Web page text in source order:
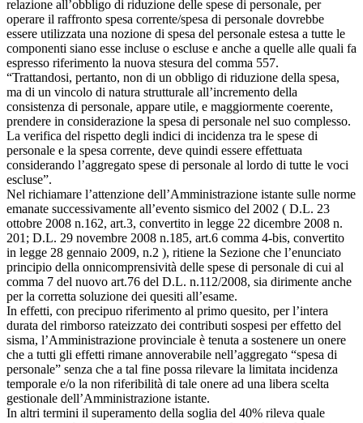
relazione all’obbligo di riduzione delle spese di personale, per
operare il raffronto spesa corrente/spesa di personale dovrebbe
essere utilizzata una nozione di spesa del personale estesa a tutte le
componenti siano esse incluse o escluse e anche a quelle alle quali fa
espresso riferimento la nuova stesura del comma 557.
“Trattandosi, pertanto, non di un obbligo di riduzione della spesa,
ma di un vincolo di natura strutturale all’incremento della
consistenza di personale, appare utile, e maggiormente coerente,
prendere in considerazione la spesa di personale nel suo complesso.
La verifica del rispetto degli indici di incidenza tra le spese di
personale e la spesa corrente, deve quindi essere effettuata
considerando l’aggregato spese di personale al lordo di tutte le voci
escluse”.
Nel richiamare l’attenzione dell’Amministrazione istante sulle norme
emanate successivamente all’evento sismico del 2002 ( D.L. 23
ottobre 2008 n.162, art.3, convertito in legge 22 dicembre 2008 n.
201; D.L. 29 novembre 2008 n.185, art.6 comma 4-bis, convertito
in legge 28 gennaio 2009, n.2 ), ritiene la Sezione che l’enunciato
principio della onnicomprensività delle spese di personale di cui al
comma 7 del nuovo art.76 del D.L. n.112/2008, sia dirimente anche
per la corretta soluzione dei quesiti all’esame.
In effetti, con precipuo riferimento al primo quesito, per l’intera
durata del rimborso rateizzato dei contributi sospesi per effetto del
sisma, l’Amministrazione provinciale è tenuta a sostenere un onere
che a tutti gli effetti rimane annoverabile nell’aggregato “spesa di
personale” senza che a tal fine possa rilevare la limitata incidenza
temporale e/o la non riferibilità di tale onere ad una libera scelta
gestionale dell’Amministrazione istante.
In altri termini il superamento della soglia del 40% rileva quale